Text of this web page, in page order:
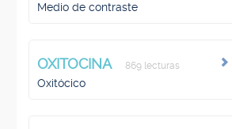
Medio de contraste
OXITOCINA 869 lecturas
Oxitócico